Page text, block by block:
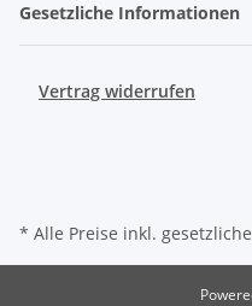
Gesetzliche Informationen
Vertrag widerrufen
* Alle Preise inkl.